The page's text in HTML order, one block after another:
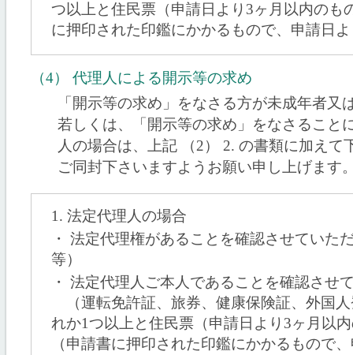
つ以上と住民票（申請日より3ヶ月以内のも
に押印された印鑑にかかるもので、申請日
（4） 代理人による開示等の求め
「開示等の求め」をなさる方が未成年者又
若しくは、「開示等の求め」をなさること
人の場合は、上記 （2） 2. の書類に加えて
ご同封下さいますようお願い申し上げます
1. 法定代理人の場合
・ 法定代理権があることを確認させていた
等）
・ 法定代理人ご本人であることを確認させ
（運転免許証、旅券、健康保険証、外国
れか1つ以上と住民票（申請日より3ヶ月以
（申請書に押印された印鑑にかかるもので